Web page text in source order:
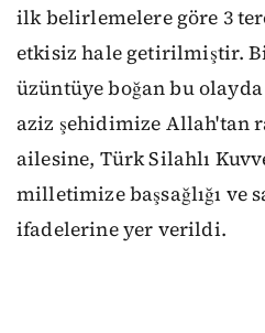
ilk belirlemelere göre 3
etkisiz hale getirilmiştir.
üzüntüye boğan bu
aziz şehidimize Allah'tan
ailesine, Türk Silahlı
milletimize başsağlığı ve
ifadelerine yer verildi.